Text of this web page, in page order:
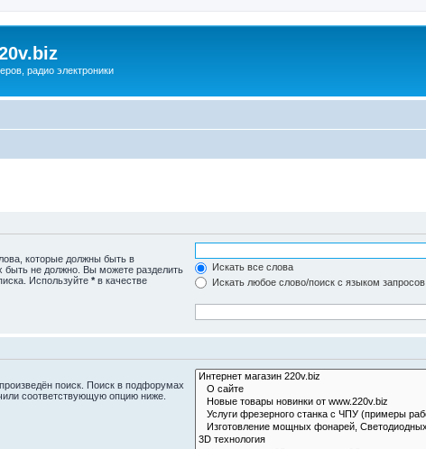
радио электроники
которые должны быть в
быть не должно. Вы можете разделить
Используйте * в качестве
Искать все слова
Искать любое слово/поиск с языком запросов
поиск. Поиск в подфорумах
соответствующую опцию ниже.